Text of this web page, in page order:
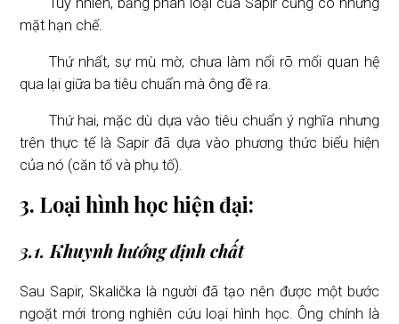
mặt hạn chế.
Thứ nhất, sự mù mờ, chưa làm nổi rõ mối quan hệ
qua lại giữa ba tiêu chuẩn mà ông đề ra.
Thứ hai, mặc dù dựa vào tiêu chuẩn ý nghĩa nhưng
trên thực tế là Sapir đã dựa vào phương thức biểu hiện
của nó (căn tố và phụ tố).
3. Loại hình học hiện đại:
3.1. Khuynh hướng định chất
Sau Sapir, Skalička là người đã tạo nên được một bước
ngoặt mới trong nghiên cứu loại hình học. Ông chính là